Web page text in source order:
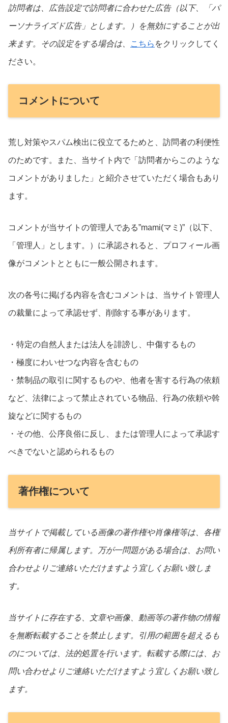
訪問者は、広告設定で訪問者に合わせた広告（以下、「パ
ーソナライズド広告」とします。）を無効にすることが出
来ます。その設定をする場合は、 こちら をクリックしてく
ださい。
コメントについて
荒し対策やスパム検出に役立てるためと、訪問者の利便性
のためです。また、当サイト内で「訪問者からこのような
コメントがありました」と紹介させていただく場合もあり
ます。
コメントが当サイトの管理人である”mami(マミ)”（以下、
「管理人」とします。）に承認されると、プロフィール画
像がコメントとともに一般公開されます。
次の各号に掲げる内容を含むコメントは、当サイト管理人
の裁量によって承認せず、削除する事があります。
・特定の自然人または法人を誹謗し、中傷するもの
・極度にわいせつな内容を含むもの
・禁制品の取引に関するものや、他者を害する行為の依頼
など、法律によって禁止されている物品、行為の依頼や斡
旋などに関するもの
・その他、公序良俗に反し、または管理人によって承認す
べきでないと認められるもの
著作権について
当サイトで掲載している画像の著作権や肖像権等は、各権
利所有者に帰属します。万が一問題がある場合は、お問い
合わせよりご連絡いただけますよう宜しくお願い致しま
す。
当サイトに存在する、文章や画像、動画等の著作物の情報
を無断転載することを禁止します。引用の範囲を超えるも
のについては、法的処置を行います。転載する際には、お
問い合わせよりご連絡いただけますよう宜しくお願い致し
ます。